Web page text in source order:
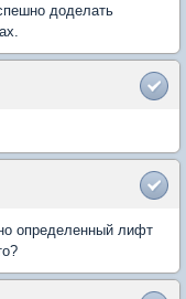
доделать
определенный лифт